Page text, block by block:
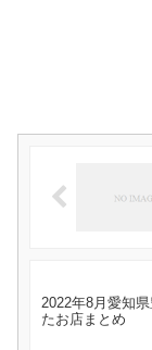
2022年8月愛知
たお店まとめ